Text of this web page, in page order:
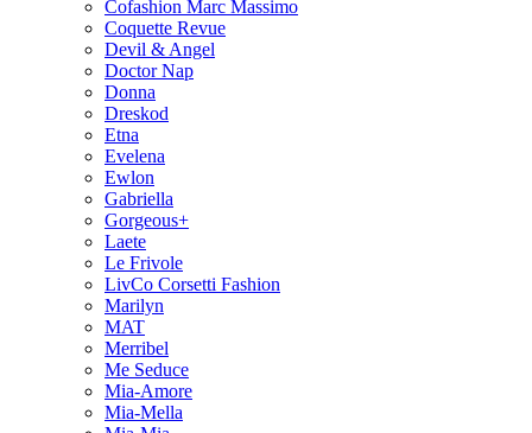
Cofashion Marc Massimo
Coquette Revue
Devil & Angel
Doctor Nap
Donna
Dreskod
Etna
Evelena
Ewlon
Gabriella
Gorgeous+
Laete
Le Frivole
LivCo Corsetti Fashion
Marilyn
MAT
Merribel
Me Seduce
Mia-Amore
Mia-Mella